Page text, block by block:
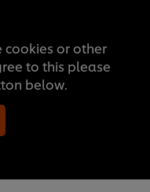
cookies or other
to this please
below.